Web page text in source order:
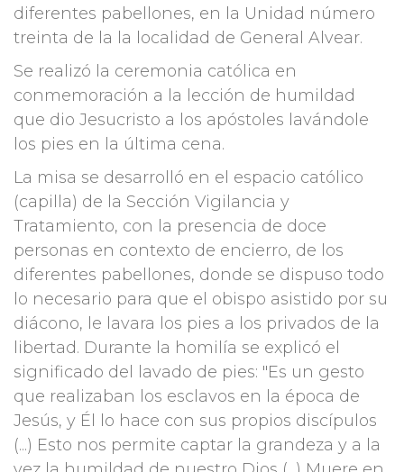
diferentes pabellones, en la Unidad número
treinta de la la localidad de General Alvear.
Se realizó la ceremonia católica en
conmemoración a la lección de humildad
que dio Jesucristo a los apóstoles lavándole
los pies en la última cena.
La misa se desarrolló en el espacio católico
(capilla) de la Sección Vigilancia y
Tratamiento, con la presencia de doce
personas en contexto de encierro, de los
diferentes pabellones, donde se dispuso todo
lo necesario para que el obispo asistido por su
diácono, le lavara los pies a los privados de la
libertad. Durante la homilía se explicó el
significado del lavado de pies: "Es un gesto
que realizaban los esclavos en la época de
Jesús, y Él lo hace con sus propios discípulos
(...) Esto nos permite captar la grandeza y a la